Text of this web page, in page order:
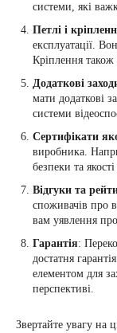
системи, які
Петлі і
експлуатації.
Кріплення також
Додаткові
мати додаткові
системи
Сертифікати
виробника.
безпеки та
Відгуки та
споживачів про
вам уявлення
Гарантія:
достатня
елементом для
перспективі.
Звертайте увагу на